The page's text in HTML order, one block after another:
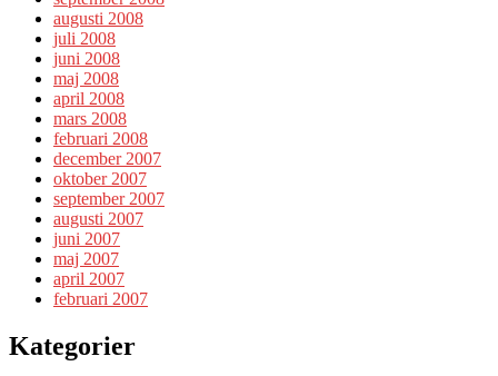
augusti 2008
juli 2008
juni 2008
maj 2008
april 2008
mars 2008
februari 2008
december 2007
oktober 2007
september 2007
augusti 2007
juni 2007
maj 2007
april 2007
februari 2007
Kategorier